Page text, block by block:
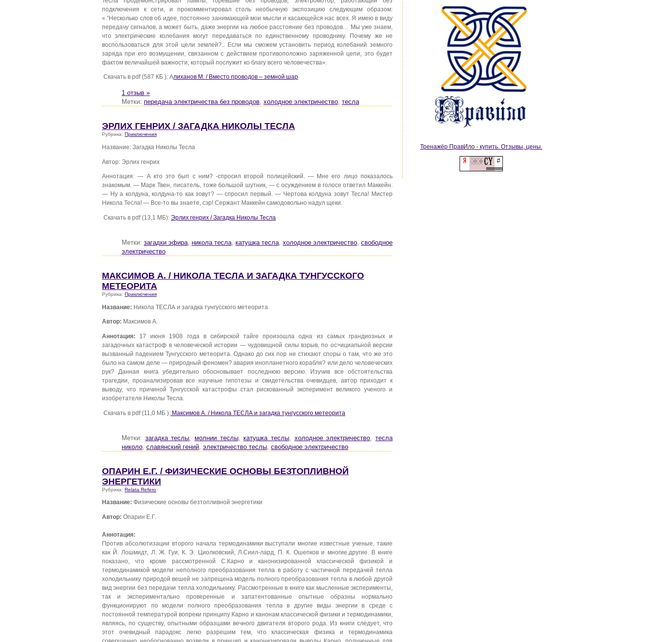
подключения к сети, и прокомментировал столь необычную экспозицию следующим образом:
«.”Несколько слов об идее, постоянно занимающей мои мысли и касающейся нас всех. Я имею в виду
передачу сигналов, а может быть, даже энергии на любое расстояние без проводов… Мы уже знаем,
что электрические колебания могут передаваться по единственному проводнику. Почему же не
воспользоваться для этой цели землей?.. Если мы сможем установить период колебаний земного
заряда при его возмущении, связанном с действием противоположно заряженной цепи, это будет
фактом величайшей важности, который послужит ко благу всего человечества».
Скачать в pdf (587 КБ ): Алиханов М. / Вместо проводов – земной шар
1 отзыв »
Метки: передача электричества без проводов, холодное электричество, тесла
ЭРЛИХ ГЕНРИХ / ЗАГАДКА НИКОЛЫ ТЕСЛА
Рубрика: Приключения
Название: Загадка Николы Тесла
Автор: Эрлих генрих
Аннотация: — А кто это бып с ним? -спросил второй полицейский. — Мне его лицо показалось
знакомым. — Марк Твен, писатель, тоже большой шутник, — с осуждением в голосе ответил Маккейн.
— Ну а колдуна, колдуна-то как зовут? — спросил первый. — Чертова колдуна зовут Тесла! Мистер
Никола Тесла! — Все-то вы знаете, сэр! Сержант Маккейн самодовольно надул щеки.
Скачать в pdf (13,1 МБ): Эрлих генрих / Загадка Николы Тесла
Метки: загадки эфира, никола тесла, катушка тесла, холодное электричество, свободное
электричество
МАКСИМОВ А. / НИКОЛА ТЕСЛА И ЗАГАДКА ТУНГУССКОГО
МЕТЕОРИТА
Рубрика: Приключения
Название: Никола ТЕСЛА и загадка тунгусского метеорита
Автор: Максимов А.
Аннотация: 17 июня 1908 года в сибирской тайге произошла одна из самых грандиозных и
загадочных катастроф в человеческой истории — чудовищной силы взрыв, по ос>ициапьной версии
вызванный падением Тунгусского метеорита. Однако до сих пор не стихают споры о там, что же это
было на самом деле — природный феномен? авария инопланетного корабля? или дело человеческих
рук? Данная книга убедительно обосновывает последнюю версию. Изучив все обстоятельства
трагедии, проанализировав все научные гипотезы и свидетельства очевидцев, автор приходит к
выводу, что причиной Тунгусской катастрофы стал рискованный эксперимент великого ученого и
изобретателя Николы Тесла.
Скачать в pdf (11,0 МБ ): Максимов А. / Никола ТЕСЛА и загадка тунгусского метеорита
Метки: загадка теслы ,молнии теслы,катушка теслы холодное электричество ,тесла
николо славянский гений электричество теслы свободное электричество
ОПАРИН Е.Г. / ФИЗИЧЕСКИЕ ОСНОВЫ БЕЗТОПЛИВНОЙ
ЭНЕРГЕТИКИ
Рубрика: Relata Refero
Название: Физические основы безтопливной энергетики
Автор: Опарин Е.Г.
Аннотация:
Против абсолютизации второго начала термодинамики выступали многие известные ученые, такие
как Й. Лошмидт, Л. Ж. Гуи, К. Э. Циолковский, Л.Сиил-лард, П. К. Ошепков и многие.другие. В книге
показано, что кроме рассмотренной С.Карно и канонизированной классической физикой и
термодинамикой модели неполного преобразования тепла в работу с частичной передачей тепла
холодильнику природой вешей не запрещена модель полного преобразования тепла в любой другой
вид энергии без передачи тепла холодильнику. Рассмотренные в книге как мысленные эксперименты,
так и экспериментально проверенные и запатентованные опытные образны нормально
функционируют по модели полного преобразования тепла в другие виды энергии в среде с
постоянной температурой вопреки принципу Карно и канонам классической физики и термодинамики,
являясь, по существу, опытными образцами вечного двигателя второго рода. Из книги следует, что
этот очевидный парадокс легко разрешим тем, что классическая физика и термодинамика
Тренажёр ПравИло - купить. Отзывы, цены.